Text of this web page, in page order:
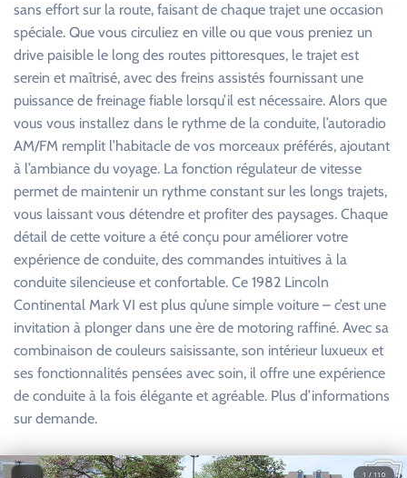
sans effort sur la route, faisant de chaque trajet une occasion
spéciale. Que vous circuliez en ville ou que vous preniez un
drive paisible le long des routes pittoresques, le trajet est
serein et maîtrisé, avec des freins assistés fournissant une
puissance de freinage fiable lorsqu’il est nécessaire. Alors que
vous vous installez dans le rythme de la conduite, l’autoradio
AM/FM remplit l’habitacle de vos morceaux préférés, ajoutant
à l’ambiance du voyage. La fonction régulateur de vitesse
permet de maintenir un rythme constant sur les longs trajets,
vous laissant vous détendre et profiter des paysages. Chaque
détail de cette voiture a été conçu pour améliorer votre
expérience de conduite, des commandes intuitives à la
conduite silencieuse et confortable. Ce 1982 Lincoln
Continental Mark VI est plus qu’une simple voiture – c’est une
invitation à plonger dans une ère de motoring raffiné. Avec sa
combinaison de couleurs saisissante, son intérieur luxueux et
ses fonctionnalités pensées avec soin, il offre une expérience
de conduite à la fois élégante et agréable. Plus d’informations
sur demande.
1 / 110